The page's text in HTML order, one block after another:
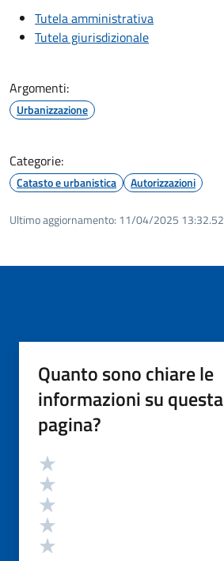
Tutela amministrativa
Tutela giurisdizionale
Argomenti:
Urbanizzazione
Categorie:
Catasto e urbanistica Autorizzazioni
Ultimo aggiornamento: 11/04/2025 13:32.52
Quanto sono chiare le
informazioni su questa
pagina?
Valutazione